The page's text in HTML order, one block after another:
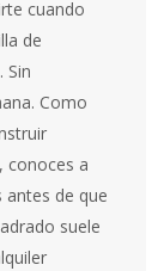
cuando
de
Sin
Como
conoces a
antes de que
suele